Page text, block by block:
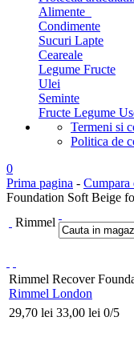
Alimente
Condimente
Sucuri Lapte
Ceareale
Legume Fructe
Ulei
Seminte
Fructe Legume
Termeni si
Politica de
0
Prima pagina - Cumpara
Foundation Soft Beige
Rimmel
Rimmel Recover
Rimmel London
29,70 lei 33,00 lei 0/5